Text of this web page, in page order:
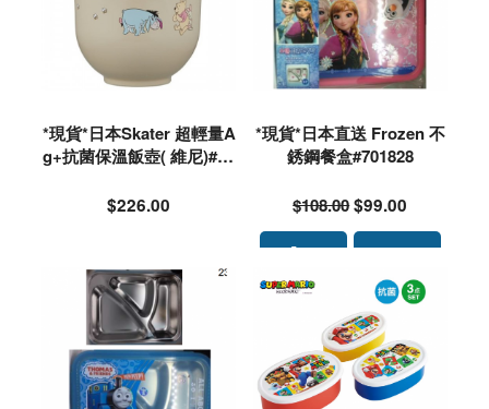
*現貨*日本Skater 超輕量A
g+抗菌保溫飯壺( 維尼)#54
$226.00
*現貨*日本直送 Frozen 不
銹鋼餐盒#701828
$108.00$99.00